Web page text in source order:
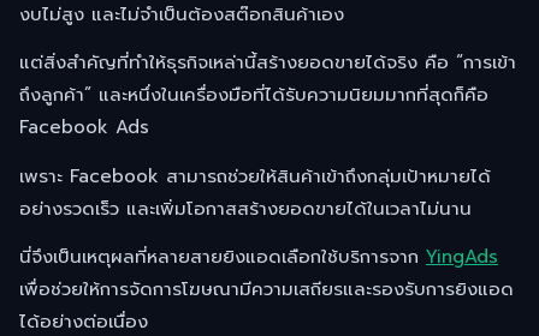
งบไม่สูง และไม่จำเป็นต้องสต๊อกสินค้าเอง
แต่สิ่งสำคัญที่ทำให้ธุรกิจเหล่านี้สร้างยอดขายได้จริง คือ “การเข้า
ถึงลูกค้า” และหนึ่งในเครื่องมือที่ได้รับความนิยมมากที่สุดก็คือ
Facebook Ads
เพราะ Facebook สามารถช่วยให้สินค้าเข้าถึงกลุ่มเป้าหมายได้
อย่างรวดเร็ว และเพิ่มโอกาสสร้างยอดขายได้ในเวลาไม่นาน
นี่จึงเป็นเหตุผลที่หลายสายยิงแอดเลือกใช้บริการจาก YingAds
เพื่อช่วยให้การจัดการโฆษณามีความเสถียรและรองรับการยิงแอด
ได้อย่างต่อเนื่อง